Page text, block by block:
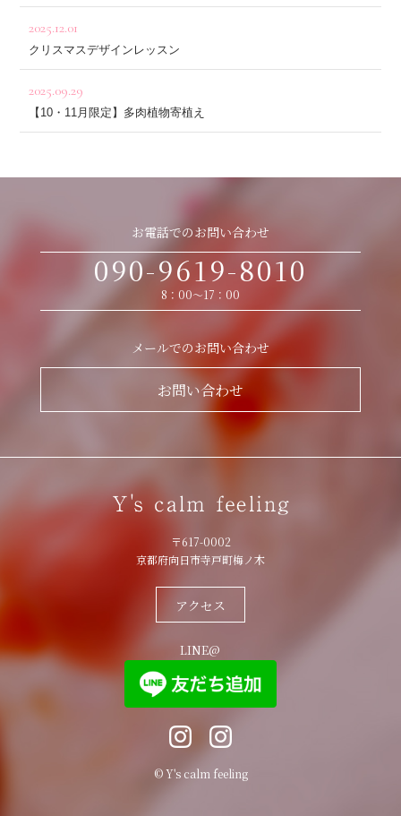
2025.12.01
クリスマスデザインレッスン
2025.09.29
【10・11月限定】多肉植物寄植え
お電話でのお問い合わせ
090-9619-8010
8：00〜17：00
メールでのお問い合わせ
お問い合わせ
〒617-0002
京都府向日市寺戸町梅ノ木
アクセス
LINE@
© Y's calm feeling